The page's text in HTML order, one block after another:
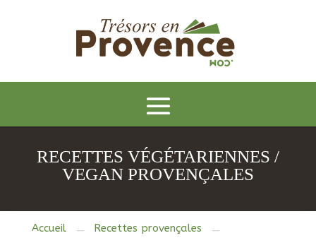
RECETTES VÉGÉTARIENNES /
VEGAN PROVENÇALES
Accueil K Recettes provençales K